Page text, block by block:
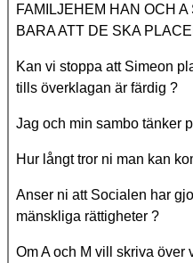
FAMILJEHEM HAN OCH
BARA ATT DE SKA
Kan vi stoppa att Simeon
tills överklagan är färdig ?
Jag och min sambo tänker
Hur långt tror ni man kan
Anser ni att Socialen har
mänskliga rättigheter ?
Om A och M vill skriva över